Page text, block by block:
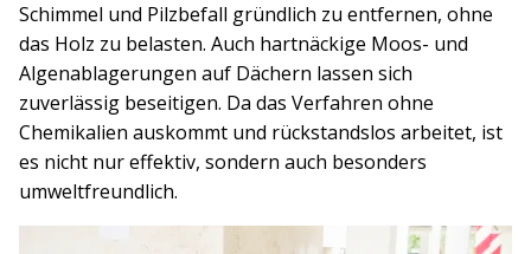
Schimmel und Pilzbefall gründlich zu entfernen, ohne
das Holz zu belasten. Auch hartnäckige Moos- und
Algenablagerungen auf Dächern lassen sich
zuverlässig beseitigen. Da das Verfahren ohne
Chemikalien auskommt und rückstandslos arbeitet, ist
es nicht nur effektiv, sondern auch besonders
umweltfreundlich.